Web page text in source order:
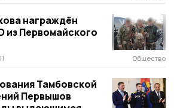
награждён
из Первомайского
Общество
Тамбовской
Первышов